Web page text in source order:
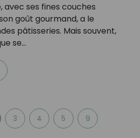
avec ses fines couches
goût gourmand, a le
pâtisseries. Mais souvent,
se…
3 4 5 9